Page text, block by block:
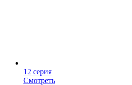
12 серия
Смотреть